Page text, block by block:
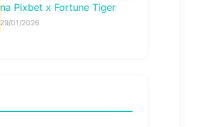
na Pixbet x Fortune Tiger
29/01/2026